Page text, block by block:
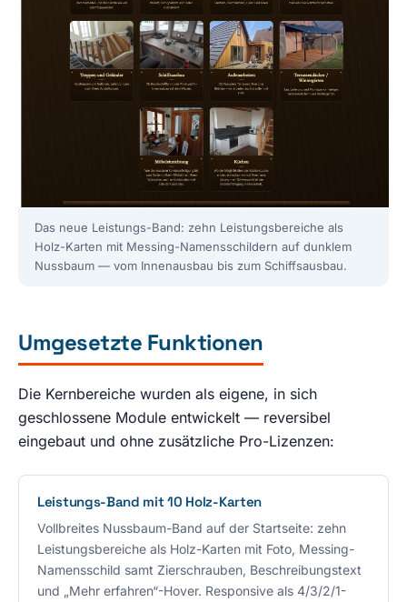
Das neue Leistungs-Band: zehn Leistungsbereiche als
Holz-Karten mit Messing-Namensschildern auf dunklem
Nussbaum — vom Innenausbau bis zum Schiffsausbau.
Umgesetzte Funktionen
Die Kernbereiche wurden als eigene, in sich
geschlossene Module entwickelt — reversibel
eingebaut und ohne zusätzliche Pro-Lizenzen:
Leistungs-Band mit 10 Holz-Karten
Vollbreites Nussbaum-Band auf der Startseite: zehn
Leistungsbereiche als Holz-Karten mit Foto, Messing-
Namensschild samt Zierschrauben, Beschreibungstext
und „Mehr erfahren“-Hover. Responsive als 4/3/2/1-